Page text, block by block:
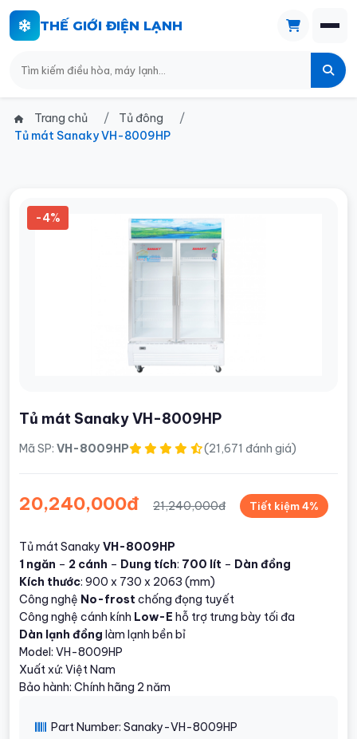
THẾ GIỚI ĐIỆN LẠNH
Trang chủ
Tủ đông
Tủ mát Sanaky VH-8009HP
-4%
Tủ mát Sanaky VH-8009HP
Mã SP: VH-8009HP (21,671 đánh giá)
20,240,000đ 21,240,000đ Tiết kiệm 4%
Tủ mát Sanaky VH-8009HP
1 ngăn – 2 cánh – Dung tích: 700 lít – Dàn đồng
Kích thước: 900 x 730 x 2063 (mm)
Công nghệ No-frost chống đọng tuyết
Công nghệ cánh kính Low-E hỗ trợ trưng bày tối đa
Dàn lạnh đồng làm lạnh bền bỉ
Model: VH-8009HP
Xuất xứ: Việt Nam
Bảo hành: Chính hãng 2 năm
Part Number: Sanaky-VH-8009HP